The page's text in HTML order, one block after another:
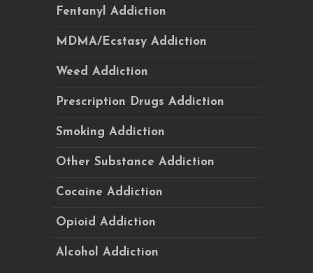
Fentanyl Addiction
MDMA/Ecstasy Addiction
Weed Addiction
Prescription Drugs Addiction
Smoking Addiction
Other Substance Addiction
Cocaine Addiction
Opioid Addiction
Alcohol Addiction